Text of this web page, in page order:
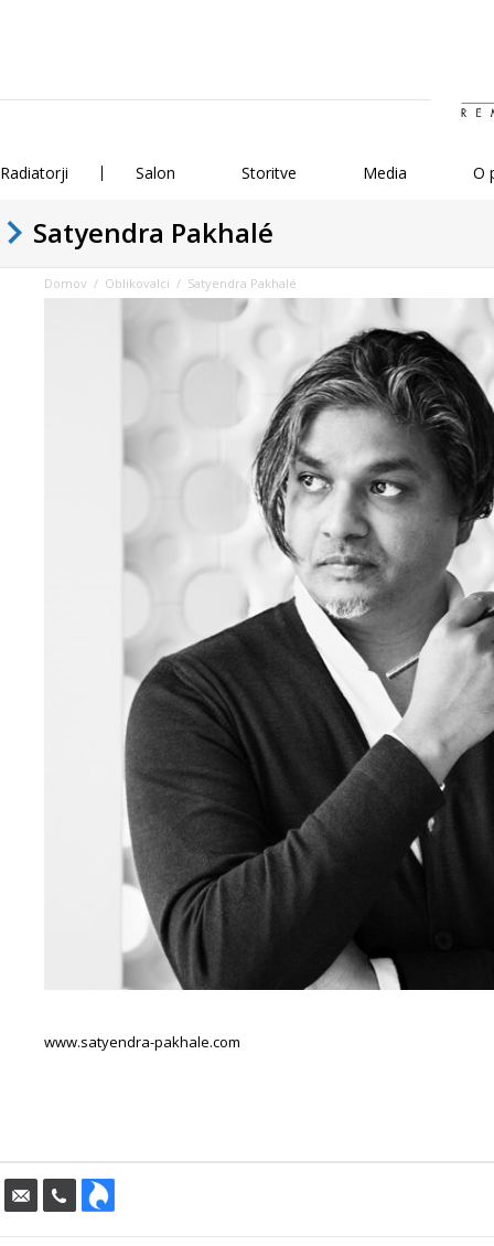
Radiatorji Salon Storitve Media O
Satyendra Pakhalé
Domov / Oblikovalci / Satyendra Pakhalé
www.satyendra-pakhale.com